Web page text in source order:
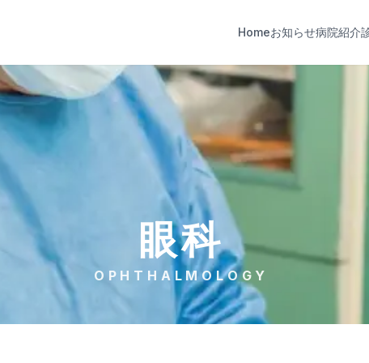
Homeお知らせ病院紹介
眼科
OPHTHALMOLOGY